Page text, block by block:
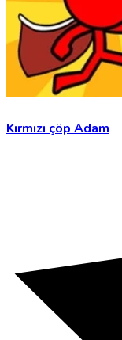
Kırmızı çöp Adam